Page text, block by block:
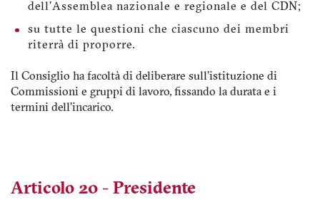
dell’Assemblea nazionale e regionale e del CDN;
su tutte le questioni che ciascuno dei membri
riterrà di proporre.
Il Consiglio ha facoltà di deliberare sull’istituzione di
Commissioni e gruppi di lavoro, fissando la durata e i
termini dell’incarico.
Articolo 20 - Presidente